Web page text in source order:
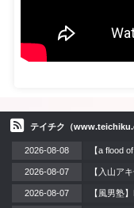
テイチク（
2026-08-08 【a flood
2026-08-07 【入山ア
2026-08-07 【風男塾